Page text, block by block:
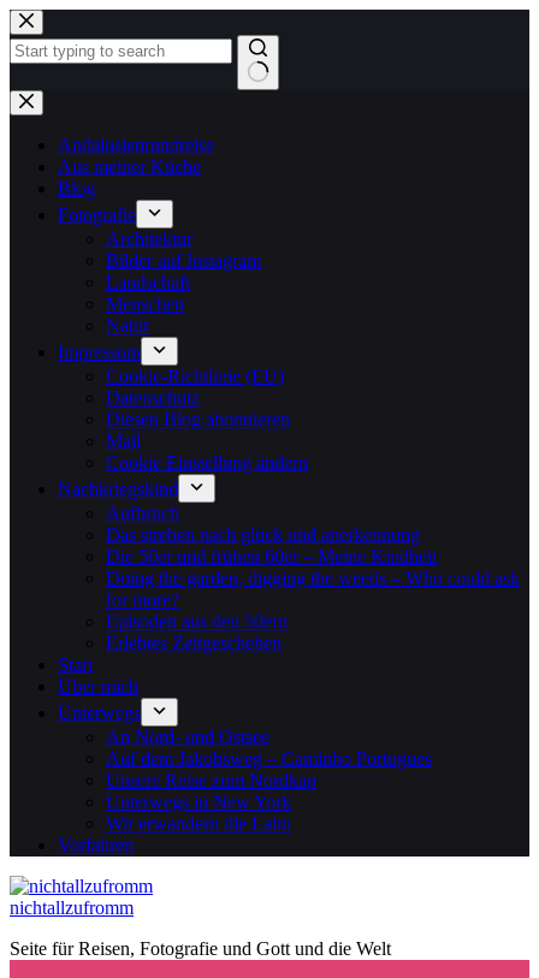
Zum
Inhalt
springen
Keine
Ergebnisse
Andalusienrundreise
Aus meiner Küche
Blog
Fotografie
Architektur
Bilder auf Instagram
Landschaft
Menschen
Natur
Impressum
Cookie-Richtlinie (EU)
Datenschutz
Diesen Blog abonnieren
Mail
Cookie Einstellung ändern
Nachkriegskind
Aufbruch
Das streben nach glück und anerkennung
Die 50er und frühen 60er – Meine Kindheit
Doing the garden, digging the weeds – Who could ask
for more?
Episoden aus den 50ern
Erlebtes Zeitgeschehen
Start
Über mich
Unterwegs
An Nord- und Ostsee
Auf dem Jakobsweg – Caminho Portugues
Unsere Reise zum Nordkap
Unterwegs in New York
Wir erwandern die Lahn
Vorfahren
nichtallzufromm
Seite für Reisen, Fotografie und Gott und die Welt